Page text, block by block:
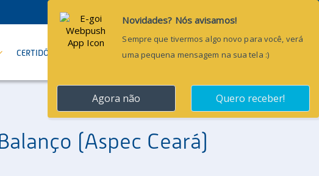
CERTIDÕES CONTATO Pesquisar...
(Aspec Ceará)